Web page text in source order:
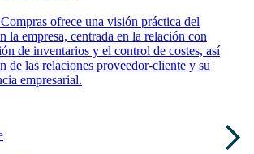
ofrece una visión práctica del
la empresa, centrada en la relación con
de inventarios y el control de costes, así
de las relaciones proveedor-cliente y su
empresarial.